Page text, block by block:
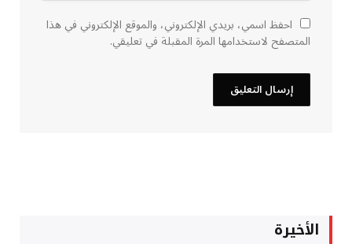
احفظ اسمي، بريدي الإلكتروني، والموقع الإلكتروني في هذا
المتصفح لاستخدامها المرة المقبلة في تعليقي.
الأخيرة